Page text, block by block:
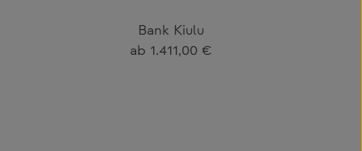
Bank Kiulu
Regulärer Preis:
ab 1.411,00 €